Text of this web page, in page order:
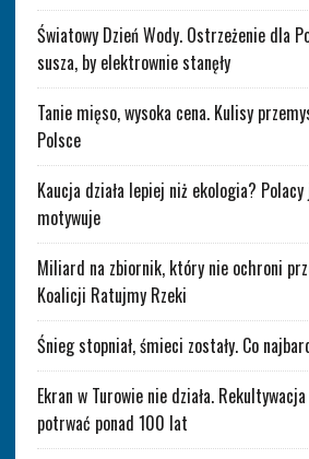
Światowy Dzień Wody. Ostrzeżenie dla
susza, by elektrownie stanęły
Tanie mięso, wysoka cena. Kulisy
Polsce
Kaucja działa lepiej niż ekologia?
motywuje
Miliard na zbiornik, który nie ochroni
Koalicji Ratujmy Rzeki
Śnieg stopniał, śmieci zostały. Co
Ekran w Turowie nie działa.
potrwać ponad 100 lat